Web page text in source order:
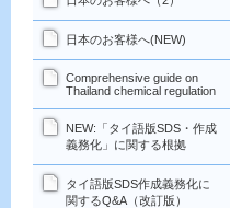
日本のお客様へ(NEW)
Comprehensive guide on
Thailand chemical regulation
NEW:「タイ語版SDS・作成
義務化」に関する根拠
タイ語版SDS作成義務化に
関するQ&A（改訂版）